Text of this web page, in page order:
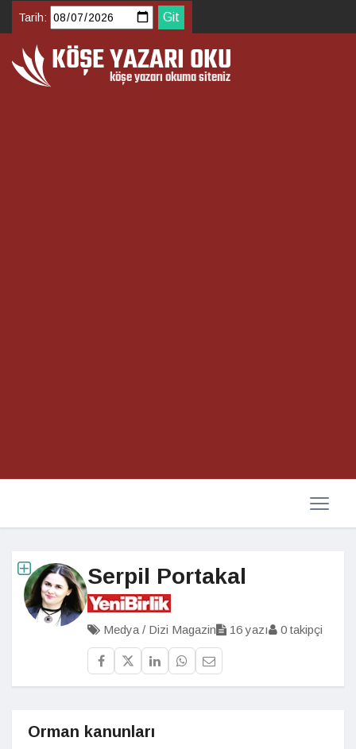
Tarih:
Serpil Portakal
Medya / Dizi Magazin 16 yazı 0 takipçi
Orman kanunları